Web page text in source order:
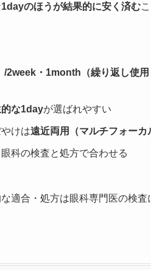
1dayのほうが結果的に安く済む
2week・1month（繰り返し使用
な1dayが選ばれやすい
けは遠近両用（マルチフォーカ
眼科の検査と処方で合わせる
適合・処方は眼科専門医の検